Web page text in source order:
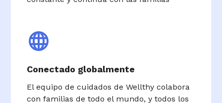
Conectado globalmente
El equipo de cuidados de Wellthy colabora
con familias de todo el mundo, y todos los